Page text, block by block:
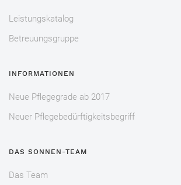
Leistungskatalog
Betreuungsgruppe
INFORMATIONEN
Neue Pflegegrade ab 2017
Neuer Pflegebedürftigkeitsbegriff
DAS SONNEN-TEAM
Das Team